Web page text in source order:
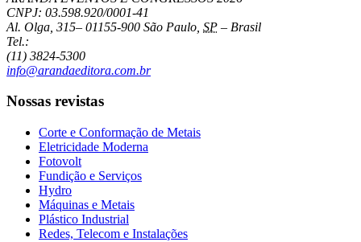
CNPJ: 03.598.920/0001-41
Al. Olga, 315– 01155-900 São Paulo SP – Brasil
Tel.:
(11) 3824-5300
info@arandaeditora.com.br
Nossas revistas
Corte e Conformação de Metais
Eletricidade Moderna
Fotovolt
Fundição e Serviços
Hydro
Máquinas e Metais
Plástico Industrial
Redes, Telecom e Instalações